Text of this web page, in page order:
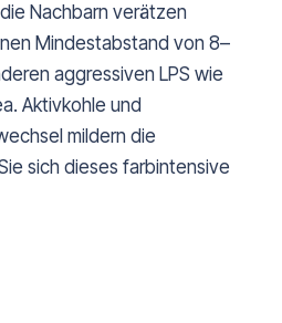
Nachbarn verätzen
Mindestabstand von 8–
aggressiven LPS wie
Aktivkohle und
mildern die
sich dieses farbintensive